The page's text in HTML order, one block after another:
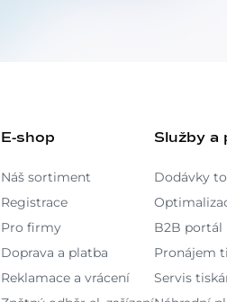
E-shop
Náš sortiment
Registrace
Pro firmy
Doprava a platba
Reklamace a vrácení
Služby a
Dodávky
B2B portál
Pronájem
Servis